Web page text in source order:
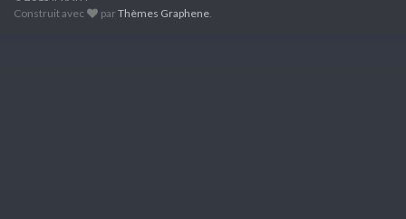
Construit avec
parThèmes Graphene.